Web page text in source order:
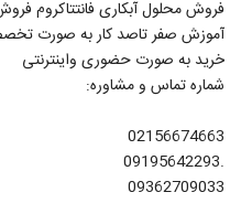
فروش محلول آبکاری فانتتاکروم
آموزش صفر تاصد کار به صورت
خرید به صورت حضوری واینترنتی
شماره تماس و مشاوره:
02156674663
.09195642293
09362709033